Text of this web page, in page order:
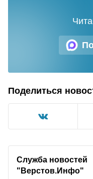
Поделиться
Служба новостей
"Верстов.Инфо"